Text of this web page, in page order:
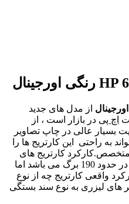
از مدل های جدید
اچ پی در بازار است ، از
بسیار عالی در چاپ تصاویر
به راحتی این کارتریج ها را
متخصص.کارکرد کارتریج های
رنگی در دستگاه های پیشنهاد شده در حدود 190 برگ می باشد اما
واقعی کارتریج چه از نوع
های لیزری به نوع سند بستگی